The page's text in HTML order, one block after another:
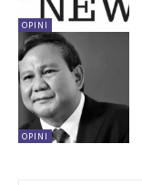
OPINI
OPINI